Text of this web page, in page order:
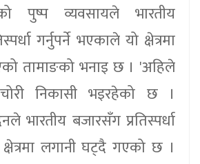
पुष्प व्यवसायले भारतीय
गर्नुपर्ने भएकाले यो क्षेत्रमा
तामाङको भनाइ छ । 'अहिले
चोरी निकासी भइरहेको छ ।
भारतीय बजारसँग प्रतिस्पर्धा
लगानी घट्दै गएको छ ।